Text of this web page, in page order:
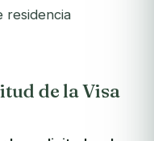
residencia
de la Visa